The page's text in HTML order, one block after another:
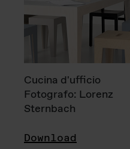
Cucina d'ufficio
Fotografo: Lorenz
Sternbach
Download